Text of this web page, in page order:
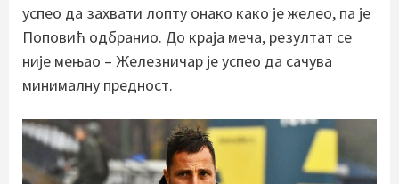
успео да захвати лопту онако како је желео, па је
Поповић одбранио. До краја меча, резултат се
није мењао – Железничар је успео да сачува
минималну предност.